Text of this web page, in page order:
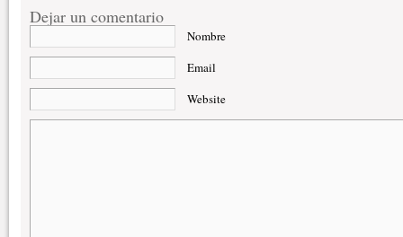
Dejar un comentario
Nombre
Email
Website